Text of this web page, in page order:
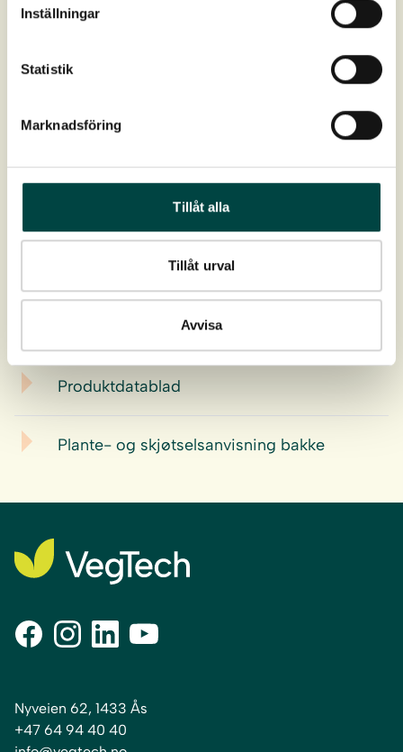
Inställningar
Statistik
Marknadsföring
Tillåt alla
Tillåt urval
Avvisa
Høyde: 20-50 cm
Utbredelser: Hele Norge, ikke i fjellene
Vokseplass: Fuktzon
Produktdatablad
Plante- og skjøtselsanvisning bakke
Nyveien 62, 1433 Ås
+47 64 94 40 40